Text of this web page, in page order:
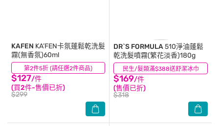
第2件5折 (請任選2件商品)
KAFEN KA’FEN卡氛蓬鬆乾洗髮
霧(無香氛)60ml
$127/件
(買2件-售價已折)
$299
(3) 民生/髮類滿$388送舒潔冰巾
DR`S FORMULA510淨油蓬鬆
乾洗髮噴霧(繁花淡香)180g
$169/件
(售價已折)
$318
(3)